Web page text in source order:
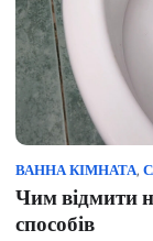
ВАННА КІМНАТА,
Чим відмити
способів